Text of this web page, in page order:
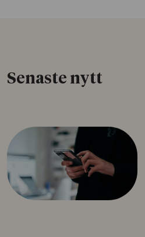
Senaste nytt